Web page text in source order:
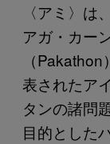
〈アミ〉
アガ・カー
（
表されたア
タンの諸問
目的とした